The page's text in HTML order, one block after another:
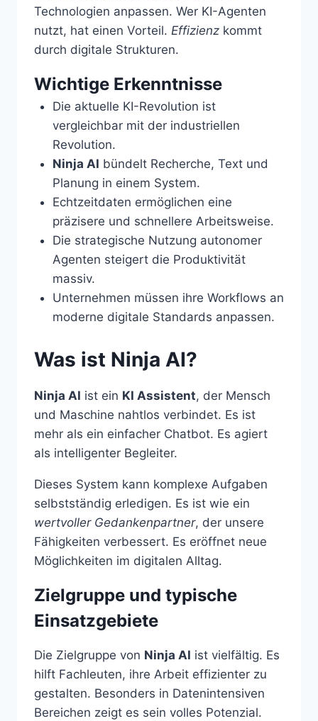
Technologien anpassen. Wer KI-Agenten
nutzt, hat einen Vorteil. Effizienz kommt
durch digitale Strukturen.
Wichtige Erkenntnisse
Die aktuelle KI-Revolution ist
vergleichbar mit der industriellen
Revolution.
Ninja AI bündelt Recherche, Text und
Planung in einem System.
Echtzeitdaten ermöglichen eine
präzisere und schnellere Arbeitsweise.
Die strategische Nutzung autonomer
Agenten steigert die Produktivität
massiv.
Unternehmen müssen ihre Workflows an
moderne digitale Standards anpassen.
Was ist Ninja AI?
Ninja AI ist ein KI Assistent, der Mensch
und Maschine nahtlos verbindet. Es ist
mehr als ein einfacher Chatbot. Es agiert
als intelligenter Begleiter.
Dieses System kann komplexe Aufgaben
selbstständig erledigen. Es ist wie ein
wertvoller Gedankenpartner, der unsere
Fähigkeiten verbessert. Es eröffnet neue
Möglichkeiten im digitalen Alltag.
Zielgruppe und typische
Einsatzgebiete
Die Zielgruppe von Ninja AI ist vielfältig. Es
hilft Fachleuten, ihre Arbeit effizienter zu
gestalten. Besonders in Datenintensiven
Bereichen zeigt es sein volles Potenzial.